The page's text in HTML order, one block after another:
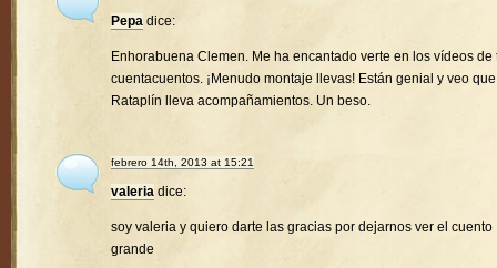
Pepa dice:
Enhorabuena Clemen. Me ha encantado verte en los vídeos de
cuentacuentos. ¡Menudo montaje llevas! Están genial y veo que
Rataplín lleva acompañamientos. Un beso.
febrero 14th, 2013 at 15:21
valeria dice:
soy valeria y quiero darte las gracias por dejarnos ver el cuento
grande